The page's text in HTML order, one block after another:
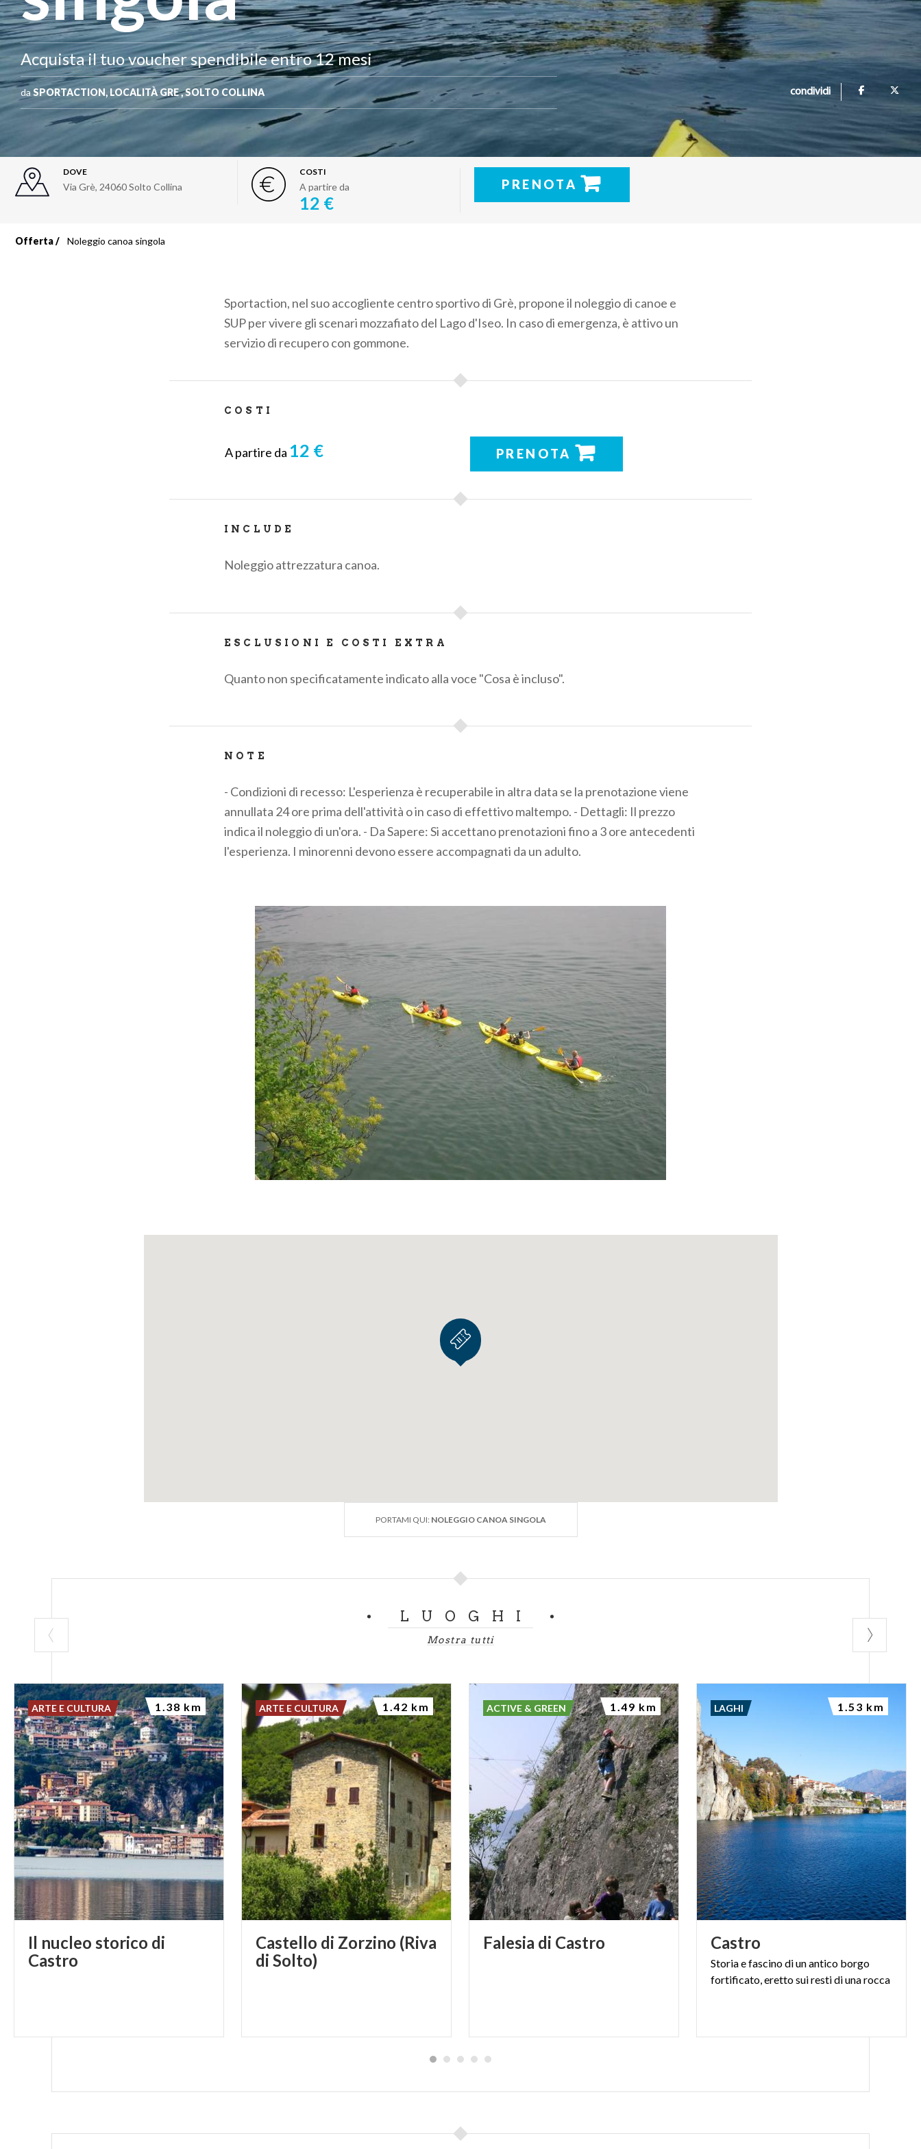
Acquista il tuo voucher spendibile entro 12 mesi
da SPORTACTION, LOCALITÀ GRE , SOLTO COLLINA condividi
DOVE
Via Grè, 24060Solto Collina
COSTI
A partire da
12 €
PRENOTA
Briciole
Offerta Noleggio canoa singola
Sportaction, nel suo accogliente centro sportivo di Grè, propone il noleggio di canoe e
SUP per vivere gli scenari mozzafiato del Lago d'Iseo. In caso di emergenza, è attivo un
servizio di recupero con gommone.
COSTI
A partire da 12 € PRENOTA
INCLUDE
Noleggio attrezzatura canoa.
ESCLUSIONI E COSTI EXTRA
Quanto non specificatamente indicato alla voce "Cosa è incluso".
NOTE
- Condizioni di recesso: L'esperienza è recuperabile in altra data se la prenotazione viene
annullata 24 ore prima dell'attività o in caso di effettivo maltempo. - Dettagli: Il prezzo
indica il noleggio di un'ora. - Da Sapere: Si accettano prenotazioni fino a 3 ore antecedenti
l'esperienza. I minorenni devono essere accompagnati da un adulto.
PORTAMI QUI: NOLEGGIO CANOA SINGOLA
LUOGHI
Mostra tutti
Il nucleo storico di
Castro
ARTE E CULTURA 1.38 km
Castello di Zorzino (Riva
di Solto)
ARTE E CULTURA 1.42 km
Falesia di Castro
ACTIVE & GREEN 1.49 km
Castro
Storiaefascinodiunantico borgo
fortificato,erettosuirestidiunarocca
LAGHI 1.53 km